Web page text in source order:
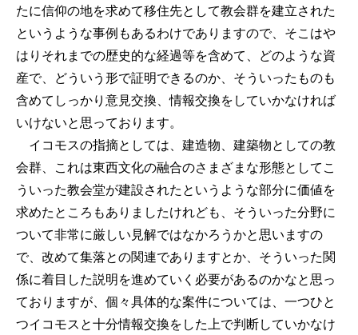
たに信仰の地を求めて移住先として教会群を建立された
というような事例もあるわけでありますので、そこはや
はりそれまでの歴史的な経過等を含めて、どのような資
産で、どういう形で証明できるのか、そういったものも
含めてしっかり意見交換、情報交換をしていかなければ
いけないと思っております。
イコモスの指摘としては、建造物、建築物としての教
会群、これは東西文化の融合のさまざまな形態としてこ
ういった教会堂が建設されたというような部分に価値を
求めたところもありましたけれども、そういった分野に
ついて非常に厳しい見解ではなかろうかと思いますの
で、改めて集落との関連でありますとか、そういった関
係に着目した説明を進めていく必要があるのかなと思っ
ておりますが、個々具体的な案件については、一つひと
つイコモスと十分情報交換をした上で判断していかなけ